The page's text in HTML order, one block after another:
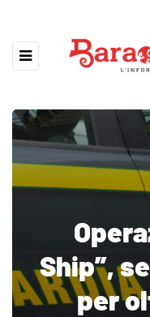
Ship”,
per